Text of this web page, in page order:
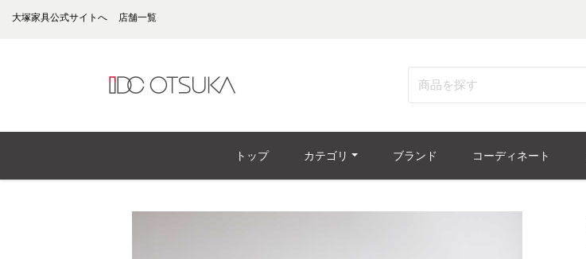
大塚家具公式サイトへ 店舗一覧
トップ カテゴリ ブランド コーディネート